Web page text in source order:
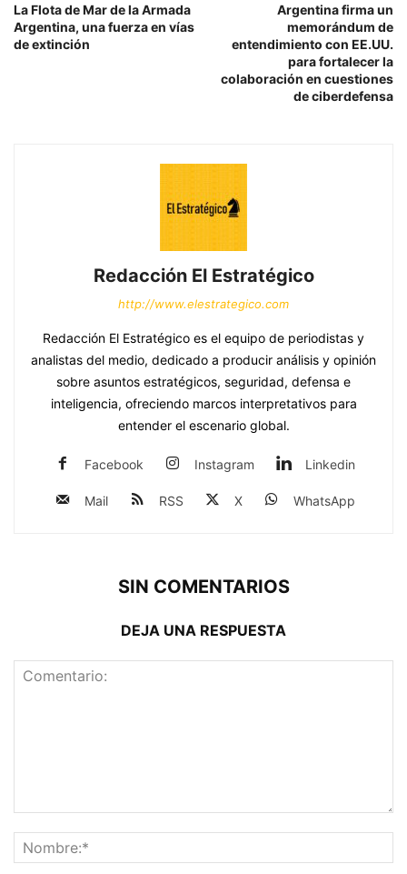
La Flota de Mar de la Armada
Argentina, una fuerza en vías
de extinción
Argentina firma un
memorándum de
entendimiento con EE.UU.
para fortalecer la
colaboración en cuestiones
de ciberdefensa
Redacción El Estratégico
http://www.elestrategico.com
Redacción El Estratégico es el equipo de periodistas y
analistas del medio, dedicado a producir análisis y opinión
sobre asuntos estratégicos, seguridad, defensa e
inteligencia, ofreciendo marcos interpretativos para
entender el escenario global.
Facebook Instagram Linkedin
Mail RSS X WhatsApp
SIN COMENTARIOS
DEJA UNA RESPUESTA